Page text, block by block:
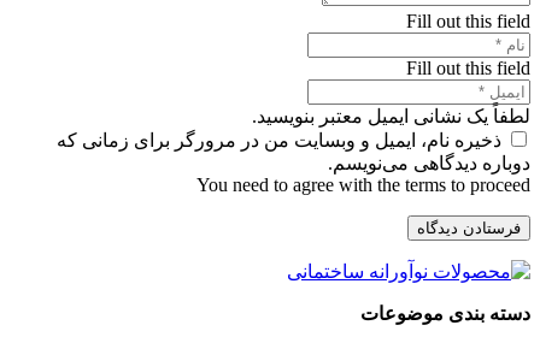
Fill out this field
Fill out this field
لطفاً یک نشانی ایمیل معتبر بنویسید.
ذخیره نام، ایمیل و وبسایت من در مرورگر برای زمانی که
دوباره دیدگاهی می‌نویسم.
You need to agree with the terms to proceed
فرستادن دیدگاه
دسته بندی موضوعات